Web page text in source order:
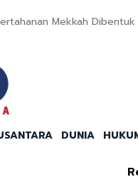
Mekkah
DUNIA